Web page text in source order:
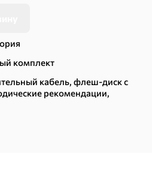
комплект
кабель, флеш-диск с
рекомендации,